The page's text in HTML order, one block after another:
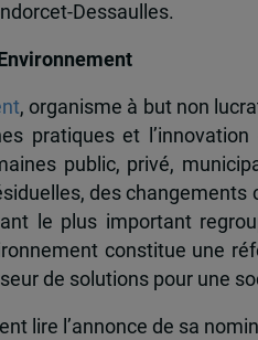
Dessaulles.
, organisme à but non
pratiques et
public, privé,
des
le plus important
constitue une
de solutions pour une
lire l’annonce de sa